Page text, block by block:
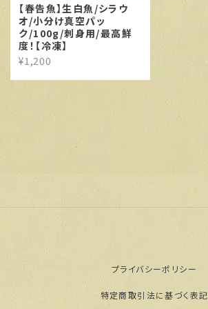
【春告魚】生白魚/シラウ
オ/小分け真空パッ
ク/100g/刺身用/最高鮮
度！【冷凍】
¥1,200
プライバシーポリシー
特定商取引法に基づく表記